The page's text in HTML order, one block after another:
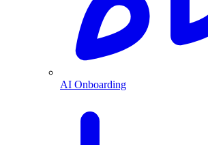
AI Onboarding